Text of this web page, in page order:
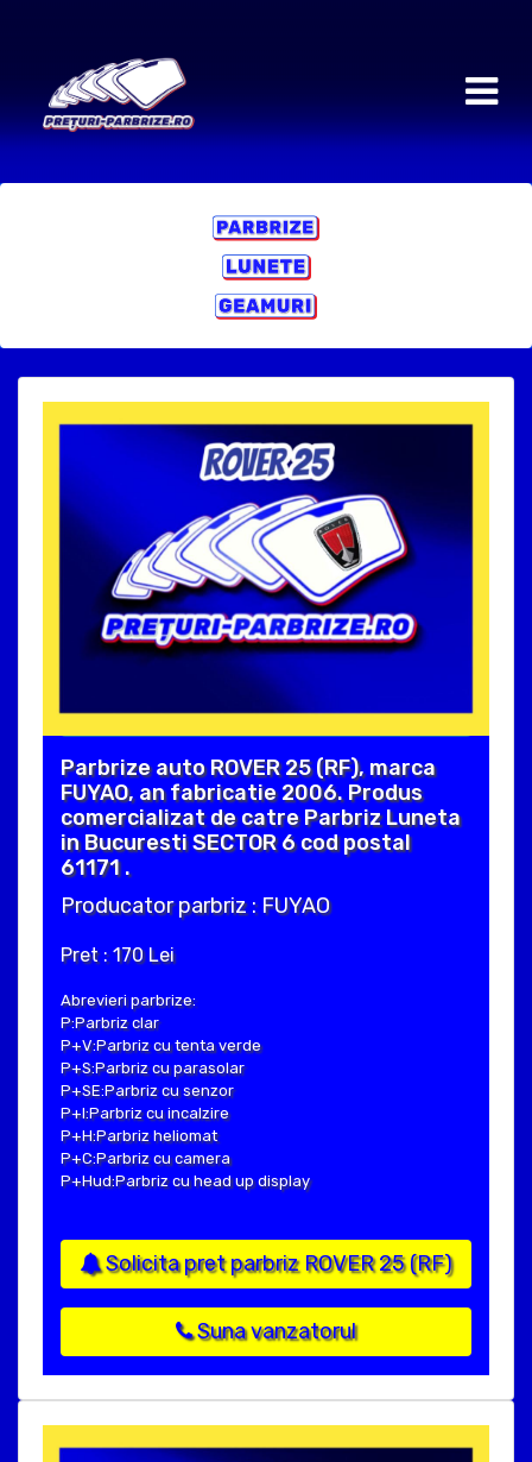
Parbrize auto ROVER 25 (RF), marca
FUYAO, an fabricatie 2006. Produs
comercializat de catre Parbriz Luneta
in Bucuresti SECTOR 6 cod postal
61171 .
Producator parbriz : FUYAO
Pret : 170 Lei
Abrevieri parbrize:
P:Parbriz clar
P+V:Parbriz cu tenta verde
P+S:Parbriz cu parasolar
P+SE:Parbriz cu senzor
P+I:Parbriz cu incalzire
P+H:Parbriz heliomat
P+C:Parbriz cu camera
P+Hud:Parbriz cu head up display
Solicita pret parbriz ROVER 25 (RF)
Suna vanzatorul